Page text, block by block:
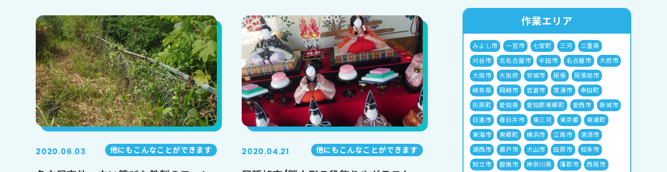
2020.06.03 他にもこんなことができます 2020.04.21 他にもこんなことができます
作業エリア
みよし市 一宮市 七宝町 三河
三重県
刈谷市
北名古屋市 半田市 名古屋市
大府市
大阪市
大阪府 安城市 尾張
尾張旭市
岐阜県
岡崎市 岩倉市 常滑市
幸田町
形原町
愛知県 愛知郡東郷町 愛西市
新城市
日進市
春日井市 東三河 東京都
東浦町
東海市
東郷町 横浜市 江南市
清須市
湖西市
瀬戸市 犬山市 田原市
知多市
知立市
碧南市 神奈川県 蒲郡市
西尾市